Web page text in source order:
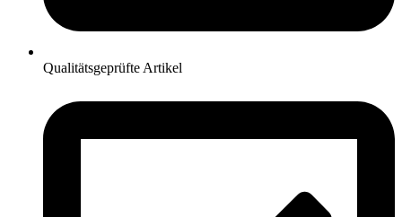
Qualitätsgeprüfte Artikel